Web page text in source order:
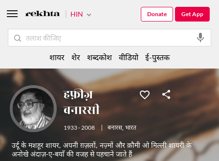
हफ़ीज़
बनारसी
1933 - 2008 बनारस, भारत
उर्दू के मशहूर शायर, अपनी ग़ज़लों, नज़्मों और क़ौमी ओ मिल्ली शायरी के
अनोखे अंदाज़-ए-बयाँ की वजह से पहचाने जाते हैं
HIN Get App
Donate
शायर शेर शब्दकोश वीडियो ई-पुस्तक